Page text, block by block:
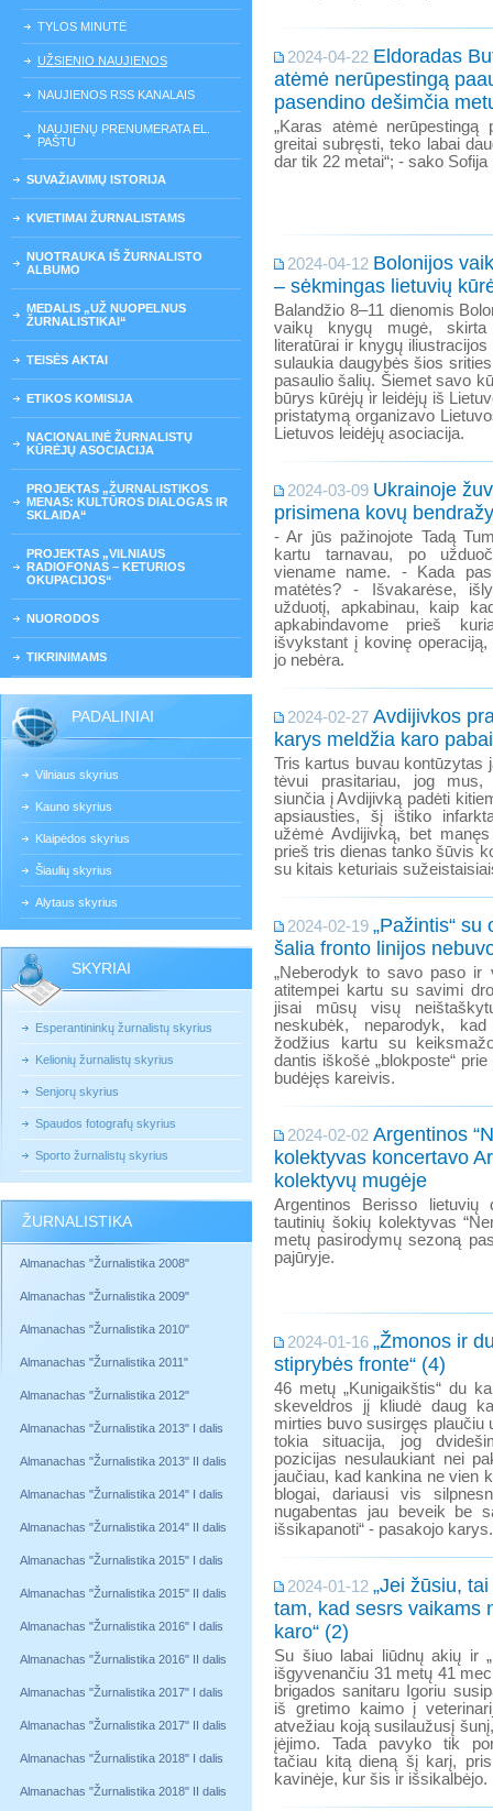
TYLOS MINUTĖ
UŽSIENIO NAUJIENOS
NAUJIENOS RSS KANALAIS
NAUJIENŲ PRENUMERATA EL.
PAŠTU
SUVAŽIAVIMŲ ISTORIJA
KVIETIMAI ŽURNALISTAMS
NUOTRAUKA IŠ ŽURNALISTO
ALBUMO
MEDALIS „UŽ NUOPELNUS
ŽURNALISTIKAI“
TEISĖS AKTAI
ETIKOS KOMISIJA
NACIONALINĖ ŽURNALISTŲ
KŪRĖJŲ ASOCIACIJA
PROJEKTAS „ŽURNALISTIKOS
MENAS: KULTŪROS DIALOGAS IR
SKLAIDA“
PROJEKTAS „VILNIAUS
RADIOFONAS – KETURIOS
OKUPACIJOS“
NUORODOS
TIKRINIMAMS
PADALINIAI
Vilniaus skyrius
Kauno skyrius
Klaipėdos skyrius
Šiaulių skyrius
Alytaus skyrius
SKYRIAI
Esperantininkų žurnalistų skyrius
Kelionių žurnalistų skyrius
Senjorų skyrius
Spaudos fotografų skyrius
Sporto žurnalistų skyrius
ŽURNALISTIKA
Almanachas "Žurnalistika 2008"
Almanachas "Žurnalistika 2009"
Almanachas "Žurnalistika 2010"
Almanachas "Žurnalistika 2011"
Almanachas "Žurnalistika 2012"
Almanachas "Žurnalistika 2013" I dalis
Almanachas "Žurnalistika 2013" II dalis
Almanachas "Žurnalistika 2014" I dalis
Almanachas "Žurnalistika 2014" II dalis
Almanachas "Žurnalistika 2015" I dalis
Almanachas "Žurnalistika 2015" II dalis
Almanachas "Žurnalistika 2016" I dalis
Almanachas "Žurnalistika 2016" II dalis
Almanachas "Žurnalistika 2017" I dalis
Almanachas "Žurnalistika 2017" II dalis
Almanachas "Žurnalistika 2018" I dalis
Almanachas "Žurnalistika 2018" II dalis
2024-04-22 Eldoradas
atėmė nerūpestingą
pasendino dešimčia
„Karas atėmė nerūpestingą
greitai subręsti, teko labai
dar tik 22 metai“; - sako Sofija
2024-04-12 Bolonijos
– sėkmingas lietuvių
Balandžio 8–11 dienomis
vaikų knygų mugė,
literatūrai ir knygų
sulaukia daugybės šios
pasaulio šalių. Šiemet savo
būrys kūrėjų ir leidėjų iš
pristatymą organizavo
Lietuvos leidėjų asociacija.
2024-03-09 Ukrainoje
prisimena kovų
- Ar jūs pažinojote Tadą
kartu tarnavau, po
viename name. - Kada
matėtės? - Išvakarėse,
užduotį, apkabinau, kaip
apkabindavome prieš
išvykstant į kovinę
jo nebėra.
2024-02-27 Avdijivkos
karys meldžia karo
Tris kartus buvau kontūzytas
tėvui prasitariau, jog
siunčia į Avdijivką padėti
apsiausties, šį ištiko
užėmė Avdijivką, bet
prieš tris dienas tanko šūvis
su kitais keturiais
2024-02-19 „Pažintis“ su
šalia fronto linijos
„Neberodyk to savo paso ir
atitempei kartu su savimi
jisai mūsų visų
neskubėk, neparodyk,
žodžius kartu su
dantis iškošė „blokposte“
budėjęs kareivis.
2024-02-02 Argentinos
kolektyvas koncertavo
kolektyvų mugėje
Argentinos Berisso lietuvių
tautinių šokių kolektyvas
metų pasirodymų sezoną
pajūryje.
2024-01-16 „Žmonos ir
stiprybės fronte“ (4)
46 metų „Kunigaikštis“ du
skeveldros jį kliudė daug
mirties buvo susirgęs plaučiu
tokia situacija, jog
pozicijas nesulaukiant nei
jaučiau, kad kankina ne vien
blogai, dariausi vis
nugabentas jau beveik be
išsikapanoti“ - pasakojo karys.
2024-01-12 „Jei žūsiu,
tam, kad sesrs vaikams
karo“ (2)
Su šiuo labai liūdnų akių ir
išgyvenančiu 31 metų 41
brigados sanitaru Igoriu
iš gretimo kaimo į
atvežiau koją susilaužusį
įėjimo. Tada pavyko tik
tačiau kitą dieną šį karį,
kavinėje, kur šis ir išsikalbėjo.